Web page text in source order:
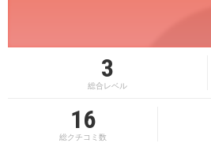
3
総合レベル
16
総クチコミ数